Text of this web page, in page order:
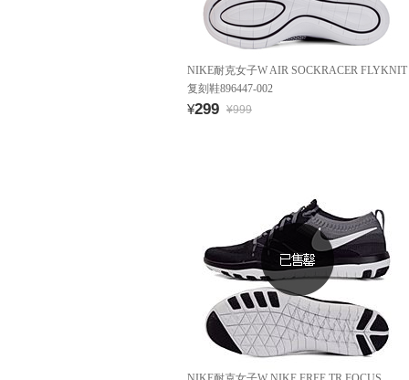
NIKE耐克女子W AIR SOCKRACER FLYKNIT
复刻鞋896447-002
¥299 ¥999